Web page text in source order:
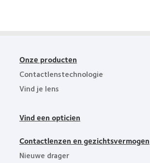
Onze producten
Contactlenstechnologie
Vind je lens
Vind een opticien
Contactlenzen en gezichtsvermogen
Nieuwe drager